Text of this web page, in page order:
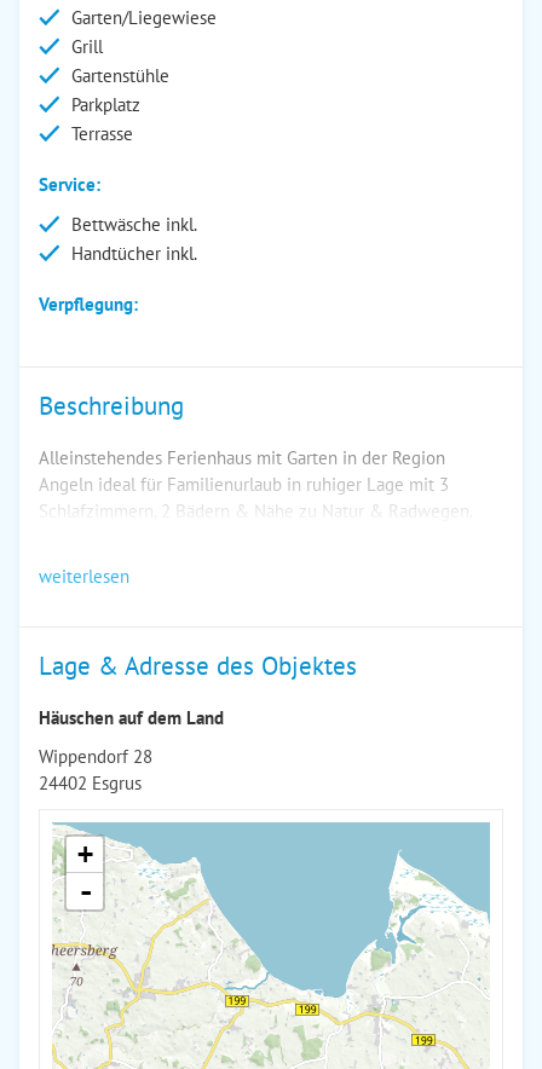
Garten/Liegewiese
Grill
Gartenstühle
Parkplatz
Terrasse
Service:
Bettwäsche inkl.
Handtücher inkl.
Verpflegung:
Beschreibung
Alleinstehendes Ferienhaus mit Garten in der Region
Angeln ideal für Familienurlaub in ruhiger Lage mit 3
Schlafzimmern, 2 Bädern & Nähe zu Natur & Radwegen.
weiterlesen
Lage & Adresse des Objektes
Häuschen auf dem Land
Wippendorf 28
24402 Esgrus
+
-